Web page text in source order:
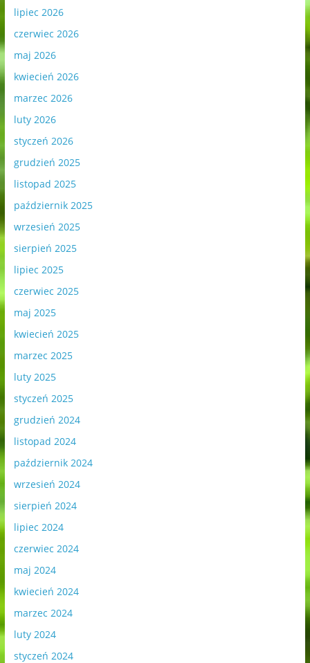
lipiec 2026
czerwiec 2026
maj 2026
kwiecień 2026
marzec 2026
luty 2026
styczeń 2026
grudzień 2025
listopad 2025
październik 2025
wrzesień 2025
sierpień 2025
lipiec 2025
czerwiec 2025
maj 2025
kwiecień 2025
marzec 2025
luty 2025
styczeń 2025
grudzień 2024
listopad 2024
październik 2024
wrzesień 2024
sierpień 2024
lipiec 2024
czerwiec 2024
maj 2024
kwiecień 2024
marzec 2024
luty 2024
styczeń 2024